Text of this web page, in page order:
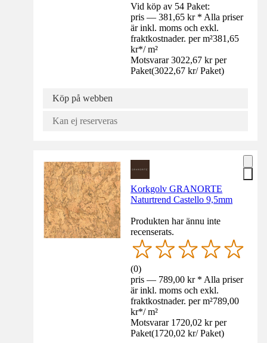
Vid köp av 54 Paket:
pris — 381,65 kr * Alla priser
är inkl. moms och exkl.
fraktkostnader. per m²381,65
kr*/ m²
Motsvarar 3022,67 kr per
Paket(3022,67 kr/ Paket)
Köp på webben
Kan ej reserveras
Korkgolv GRANORTE
Naturtrend Castello 9,5mm
Produkten har ännu inte
recenserats.
(0)
pris — 789,00 kr * Alla priser
är inkl. moms och exkl.
fraktkostnader. per m²789,00
kr*/ m²
Motsvarar 1720,02 kr per
Paket(1720,02 kr/ Paket)